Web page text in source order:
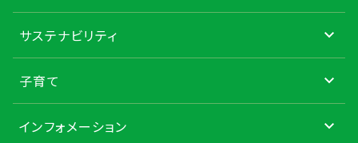
サステナビリティ
子育て
インフォメーション